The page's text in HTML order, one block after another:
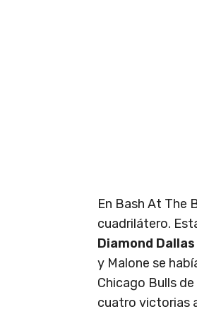
En Bash At The
cuadrilátero.
Diamond
y Malone se
Chicago Bulls
cuatro victorias